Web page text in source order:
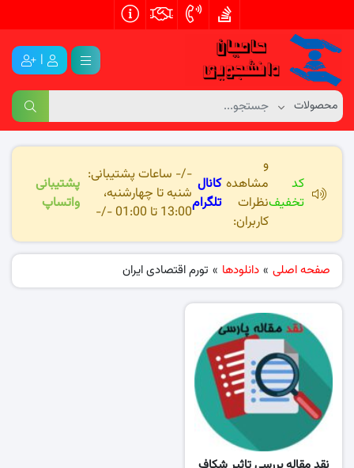
|
کد
تخفیف
و
مشاهده
نظرات
کاربران:
کانال
تلگرام
-/- ساعات پشتیبانی:
شنبه تا چهارشنبه،
13:00 تا 01:00 -/-
پشتیبانی
واتساپ
صفحه اصلی » دانلودها » تورم اقتصادی ایران